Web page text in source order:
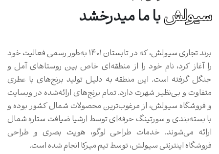
سیولشبا ما میدرخشد
برند تجاری سیولش، که در تابستان 1401 به‌طور رسمی فعالیت خود
را آغاز کرد، نام خود را از منطقه‌ای خاص بین روستاهای آمل و
جنگل گرفته است. این منطقه به دلیل تولید برنج‌های با عطری
متفاوت و بی‌نظیر شهرت دارد. تمام برنج‌های ارائه‌شده در وبسایت
و فروشگاه سیولش، از مرغوب‌ترین محصولات شمال کشور بوده و
با بسته‌بندی و سورتینگ حرفه‌ای توسط ارشیا ضیافت ستاره شمال
ارائه می‌شوند. خدمات طراحی لوگو، هویت بصری و طراحی
فروشگاه اینترنتی سیولش، توسط تیم میرکا انجام شده است.